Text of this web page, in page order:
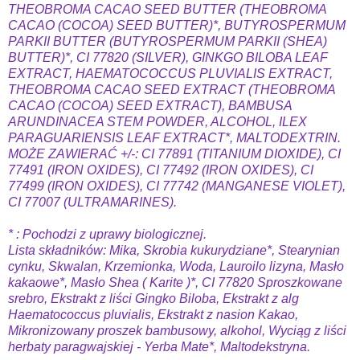
THEOBROMA CACAO SEED BUTTER (THEOBROMA
CACAO (COCOA) SEED BUTTER)*, BUTYROSPERMUM
PARKII BUTTER (BUTYROSPERMUM PARKII (SHEA)
BUTTER)*, CI 77820 (SILVER), GINKGO BILOBA LEAF
EXTRACT, HAEMATOCOCCUS PLUVIALIS EXTRACT,
THEOBROMA CACAO SEED EXTRACT (THEOBROMA
CACAO (COCOA) SEED EXTRACT), BAMBUSA
ARUNDINACEA STEM POWDER, ALCOHOL, ILEX
PARAGUARIENSIS LEAF EXTRACT*, MALTODEXTRIN.
MOŻE ZAWIERAĆ +/-: CI 77891 (TITANIUM DIOXIDE), CI
77491 (IRON OXIDES), CI 77492 (IRON OXIDES), CI
77499 (IRON OXIDES), CI 77742 (MANGANESE VIOLET),
CI 77007 (ULTRAMARINES).
* : Pochodzi z uprawy biologicznej.
Lista składników: Mika, Skrobia kukurydziane*, Stearynian
cynku, Skwalan, Krzemionka, Woda, Lauroilo lizyna, Masło
kakaowe*, Masło Shea ( Karite )*, CI 77820 Sproszkowane
srebro, Ekstrakt z liści Gingko Biloba, Ekstrakt z alg
Haematococcus pluvialis, Ekstrakt z nasion Kakao,
Mikronizowany proszek bambusowy, alkohol, Wyciąg z liści
herbaty paragwajskiej - Yerba Mate*, Maltodekstryna.